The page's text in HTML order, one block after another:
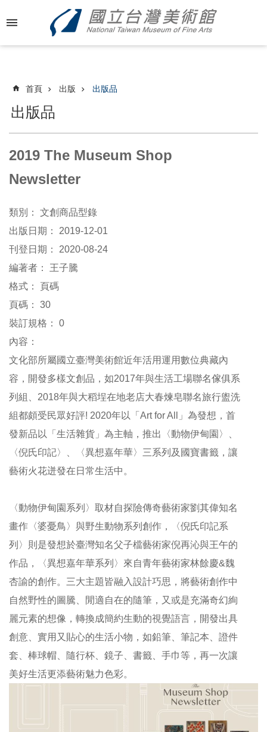
跳到主要內容區塊
階
消
於
國
美
觀
展
覽
典
藏
出
版
活
圖
書
線
上
資
源
性
別
等
童
首頁 出版 出版品
出版品
2019 The Museum Shop
Newsletter
類別：
文創商品型錄
出版日期：
2019-12-01
刊登日期：
2020-08-24
編著者：
王子騰
格式：
頁碼
頁碼：
30
裝訂規格：
0
內容：
文化部所屬國立臺灣美術館近年活用運用數位典藏內
容，開發多樣文創品，如2017年與生活工場聯名傢俱系
列組、 2018年與大稻埕在地老店大春煉皂聯名旅行盥洗
組都頗受民眾好評! 2020年以「 Art for All
」為發想，首
發新品以
「 生活雜貨 」 為主軸，推出 〈動物伊甸園 〉
〈倪氏印記〉、〈異想嘉年華〉三系列及國寶書籤，讓
藝術火花迸發在日常生活中 。
〈動物伊甸園系列 〉 取材自探險傳奇藝術家劉其偉知名
畫作 〈婆憂鳥〉 與野生動物系列創作，〈倪氏印記系
列〉則是發想於臺灣知名父子檔藝術家倪再沁與王午的
作品，〈異想嘉年華系列 〉來自青年藝術家林餘慶&魏
杏諭的創作。三大主題皆融入設計巧思，將藝術創作中
自然野性的圖騰、閒適自在的隨筆，又或是充滿奇幻絢
麗元素的想像，轉換成簡約生動的視覺語言，開發出具
創意、實用又貼心的生活小物，如鉛筆、筆記本、證件
套、棒球帽、隨行杯、鏡子、書籤、手巾等，再一次讓
美好生活更添藝術魅力色彩。